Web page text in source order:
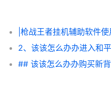
|枪战王者挂机辅助软件使
2、该该怎么办办进入和
## 该该怎么办办购买新背